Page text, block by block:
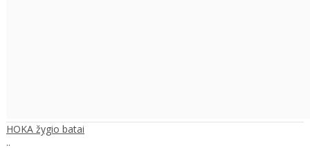
HOKA žygio batai
..